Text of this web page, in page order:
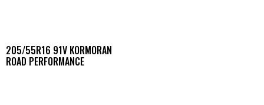
205/55R16 91V KORMORAN
ROAD PERFORMANCE